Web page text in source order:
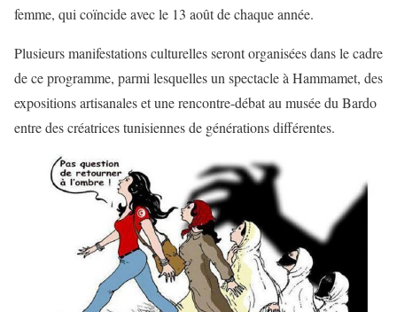
femme, qui coïncide avec le 13 août de chaque année.
Plusieurs manifestations culturelles seront organisées dans le cadre
de ce programme, parmi lesquelles un spectacle à Hammamet, des
expositions artisanales et une rencontre-débat au musée du Bardo
entre des créatrices tunisiennes de générations différentes.